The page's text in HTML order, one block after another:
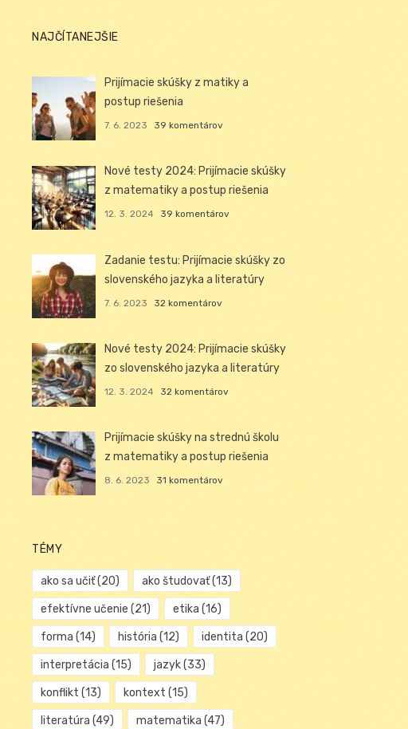
NAJČÍTANEJŠIE
Prijímacie skúšky z matiky a
postup riešenia
7. 6. 2023 39 komentárov
Nové testy 2024: Prijímacie skúšky
z matematiky a postup riešenia
12. 3. 2024 39 komentárov
Zadanie testu: Prijímacie skúšky zo
slovenského jazyka a literatúry
7. 6. 2023 32 komentárov
Nové testy 2024: Prijímacie skúšky
zo slovenského jazyka a literatúry
12. 3. 2024 32 komentárov
Prijímacie skúšky na strednú školu
z matematiky a postup riešenia
8. 6. 2023 31 komentárov
TÉMY
ako sa učiť(20) ako študovať(13)
efektívne učenie (21) etika (16)
forma (14) história (12) identita (20)
interpretácia (15) jazyk(33)
konflikt (13) kontext (15)
literatúra (49) matematika (47)